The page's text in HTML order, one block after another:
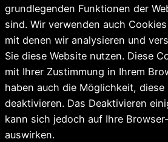
grundlegenden Funktionen der
sind. Wir verwenden auch
mit denen wir analysieren und
Sie diese Website nutzen. Diese
mit Ihrer Zustimmung in Ihrem
haben auch die Möglichkeit, diese
deaktivieren. Das Deaktivieren
kann sich jedoch auf Ihre
auswirken.